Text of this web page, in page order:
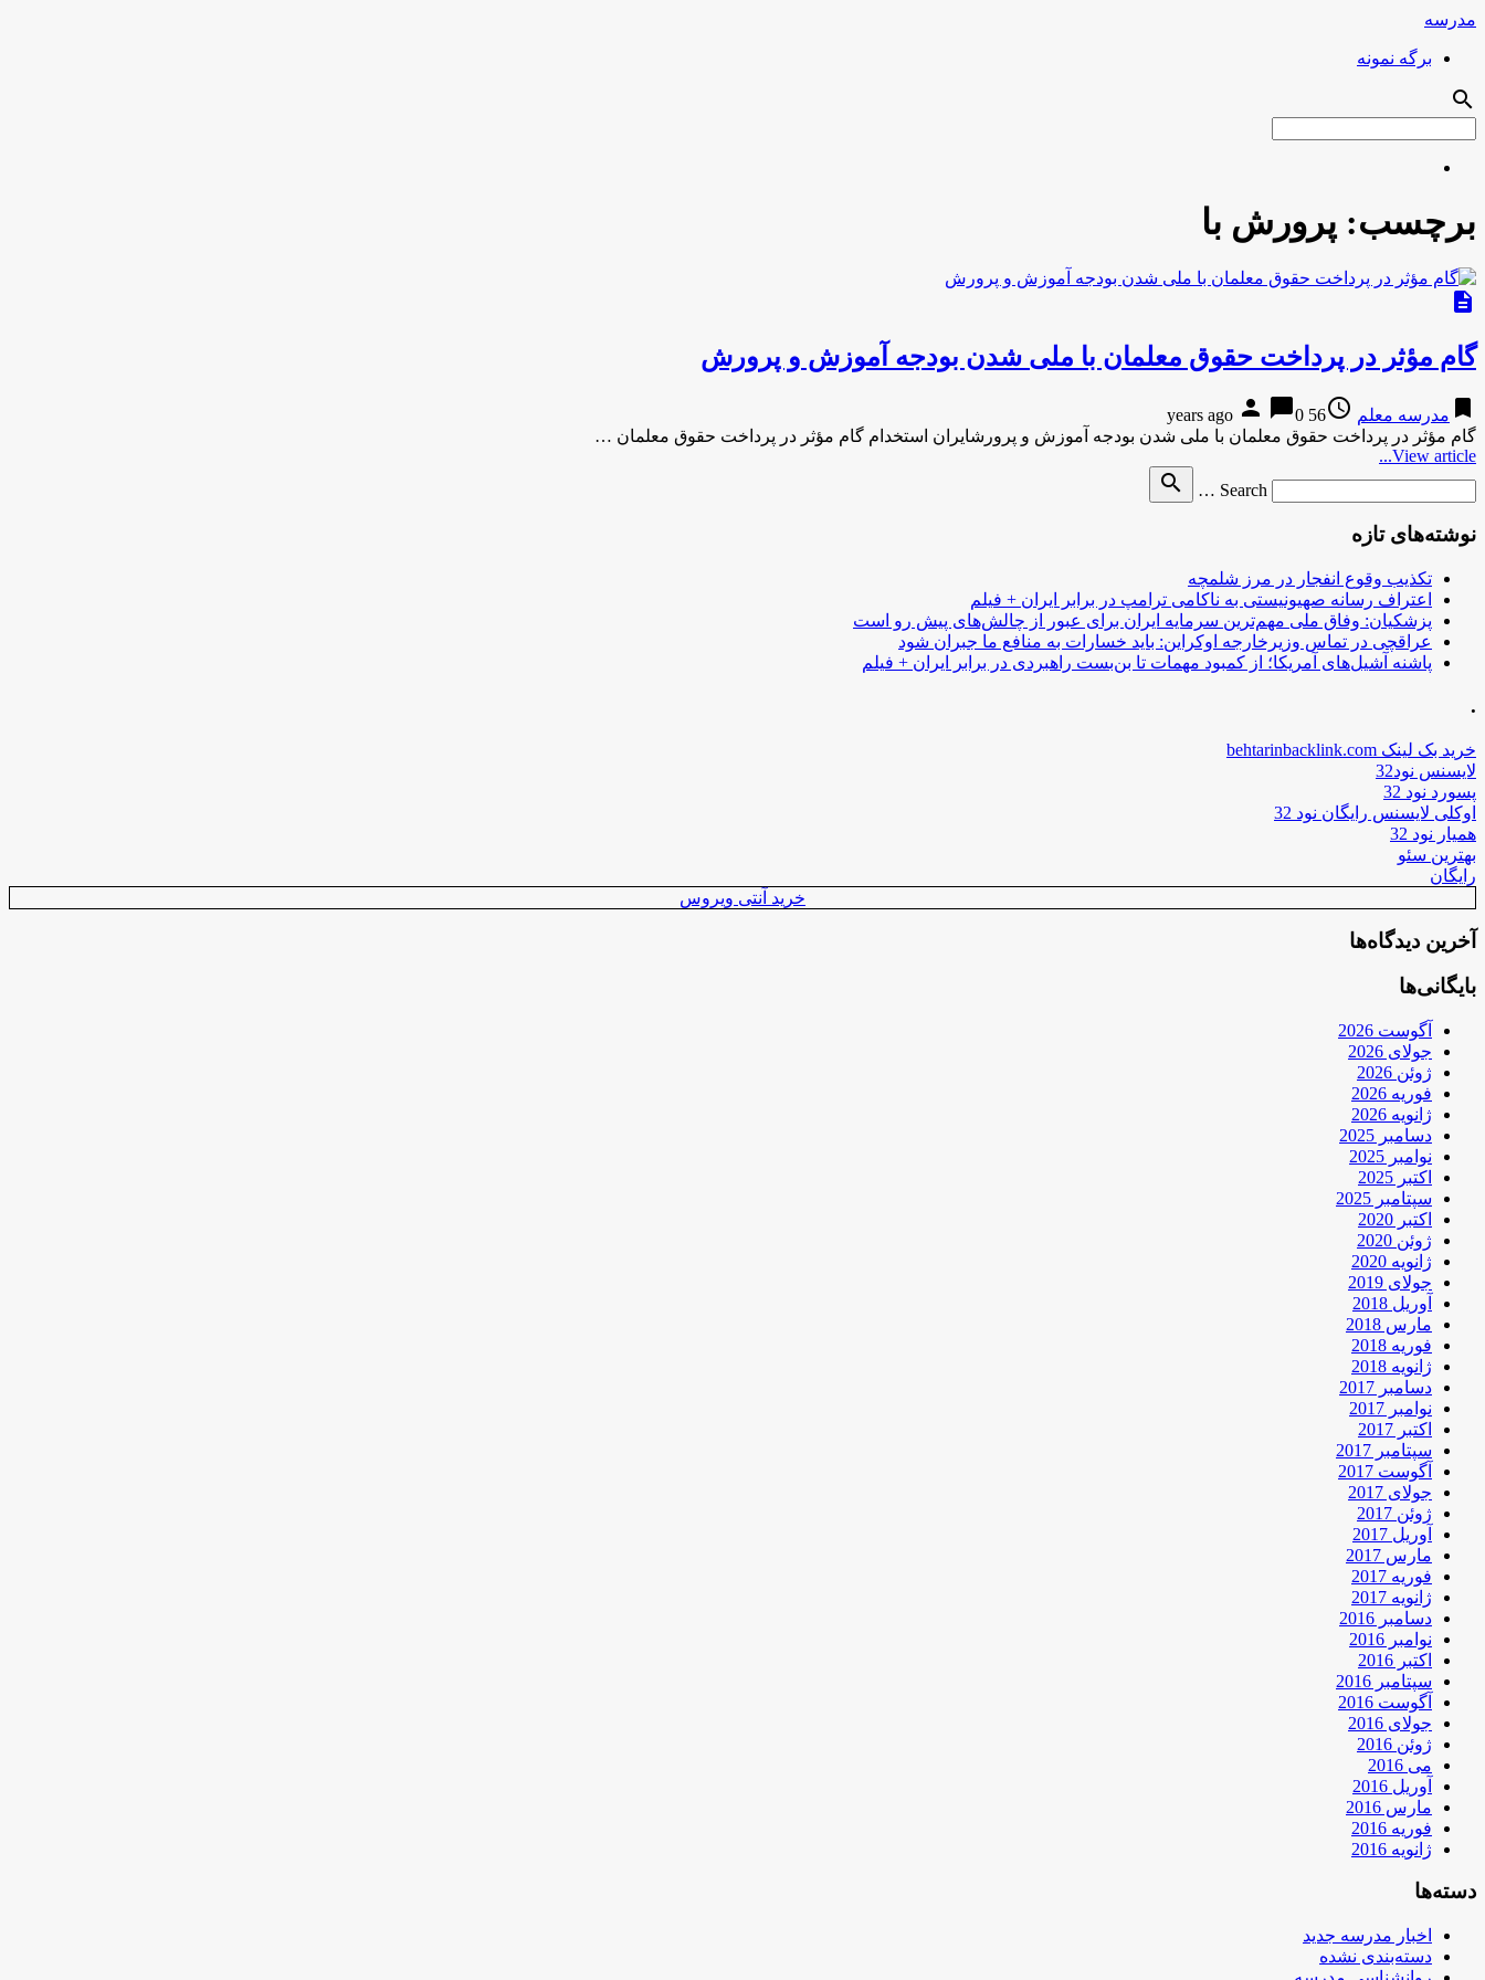
مدرسه
برگه نمونه
search
برچسب: پرورش با
description
گام مؤثر در پرداخت حقوق معلمان با ملی شدن بودجه آموزش و پرورش
bookmark مدرسه معلم access_time
56 years ago
person chat_bubble0
گام مؤثر در پرداخت حقوق معلمان با ملی شدن بودجه آموزش و پرورشایران استخدام گام مؤثر در پرداخت حقوق معلمان …
View article...
Search …
search
نوشته‌های تازه
تکذیب وقوع انفجار در مرز شلمچه
اعتراف رسانه صهیونیستی به ناکامی ترامپ در برابر ایران + فیلم
پزشکیان: وفاق ملی مهم‌ترین سرمایه ایران برای عبور از چالش‌های پیش رو است
عراقچی در تماس وزیرخارجه اوکراین: باید خسارات به منافع ما جبران شود
پاشنه آشیل‌های آمریکا؛ از کمبود مهمات تا بن‌بست راهبردی در برابر ایران + فیلم
.
خرید بک لینک behtarinbacklink.com
لایسنس نود32
پسورد نود 32
اوکلی لایسنس رایگان نود 32
همیار نود 32
بهترین سئو
رایگان
خرید آنتی ویروس
آخرین دیدگاه‌ها
بایگانی‌ها
آگوست 2026
جولای 2026
ژوئن 2026
فوریه 2026
ژانویه 2026
دسامبر 2025
نوامبر 2025
اکتبر 2025
سپتامبر 2025
اکتبر 2020
ژوئن 2020
ژانویه 2020
جولای 2019
آوریل 2018
مارس 2018
فوریه 2018
ژانویه 2018
دسامبر 2017
نوامبر 2017
اکتبر 2017
سپتامبر 2017
آگوست 2017
جولای 2017
ژوئن 2017
آوریل 2017
مارس 2017
فوریه 2017
ژانویه 2017
دسامبر 2016
نوامبر 2016
اکتبر 2016
سپتامبر 2016
آگوست 2016
جولای 2016
ژوئن 2016
می 2016
آوریل 2016
مارس 2016
فوریه 2016
ژانویه 2016
دسته‌ها
اخبار مدرسه جدید
دسته‌بندی نشده